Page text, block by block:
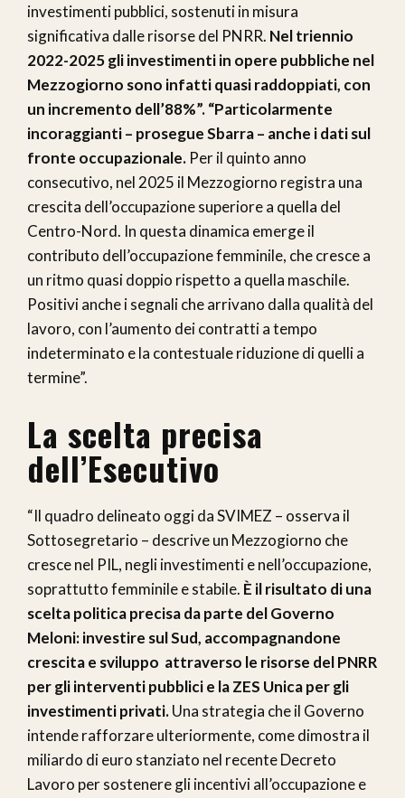
investimenti pubblici, sostenuti in misura
significativa dalle risorse del PNRR. Nel triennio
2022-2025 gli investimenti in opere pubbliche nel
Mezzogiorno sono infatti quasi raddoppiati, con
un incremento dell’88%”. “Particolarmente
incoraggianti – prosegue Sbarra – anche i dati sul
fronte occupazionale. Per il quinto anno
consecutivo, nel 2025 il Mezzogiorno registra una
crescita dell’occupazione superiore a quella del
Centro-Nord. In questa dinamica emerge il
contributo dell’occupazione femminile, che cresce a
un ritmo quasi doppio rispetto a quella maschile.
Positivi anche i segnali che arrivano dalla qualità del
lavoro, con l’aumento dei contratti a tempo
indeterminato e la contestuale riduzione di quelli a
termine”.
La scelta precisa
dell’Esecutivo
“Il quadro delineato oggi da SVIMEZ – osserva il
Sottosegretario – descrive un Mezzogiorno che
cresce nel PIL, negli investimenti e nell’occupazione,
soprattutto femminile e stabile. È il risultato di una
scelta politica precisa da parte del Governo
Meloni: investire sul Sud, accompagnandone
crescita e sviluppo attraverso le risorse del PNRR
per gli interventi pubblici e la ZES Unica per gli
investimenti privati.Una strategia che il Governo
intende rafforzare ulteriormente, come dimostra il
miliardo di euro stanziato nel recente Decreto
Lavoro per sostenere gli incentivi all’occupazione e